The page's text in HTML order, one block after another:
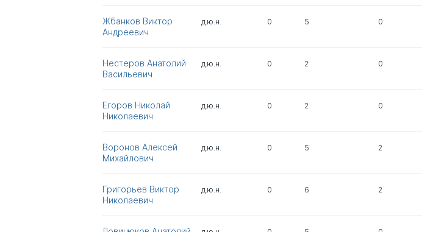
Жбанков Виктор
Андреевич
д.ю.н. 0 5 0
Нестеров Анатолий
Васильевич
д.ю.н. 0 2 0
Егоров Николай
Николаевич
д.ю.н. 0 2 0
Воронов Алексей
Михайлович
д.ю.н. 0 5 2
Григорьев Виктор
Николаевич
д.ю.н. 0 6 2